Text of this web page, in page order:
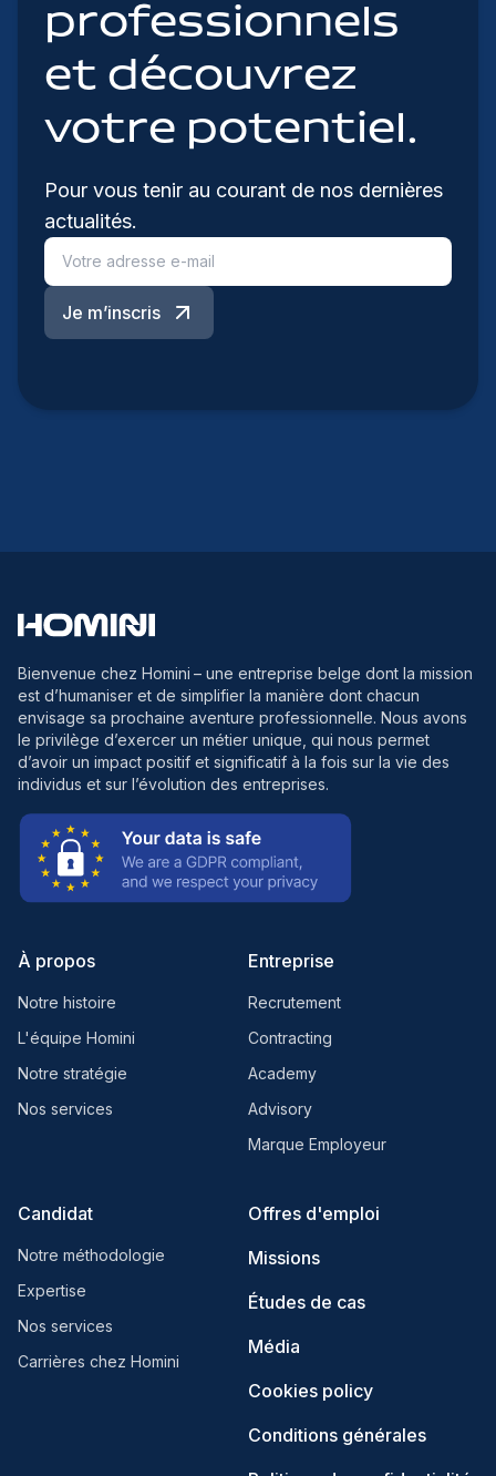
professionnels
et découvrez
votre potentiel.
Pour vous tenir au courant de nos dernières
actualités.
Je m’inscris
Bienvenue chez Homini – une entreprise belge dont la mission
est d’humaniser et de simplifier la manière dont chacun
envisage sa prochaine aventure professionnelle. Nous avons
le privilège d’exercer un métier unique, qui nous permet
d’avoir un impact positif et significatif à la fois sur la vie des
individus et sur l’évolution des entreprises.
À propos
Notre histoire
L'équipe Homini
Notre stratégie
Nos services
Entreprise
Recrutement
Contracting
Academy
Advisory
Marque Employeur
Candidat
Notre méthodologie
Expertise
Nos services
Carrières chez Homini
Offres d'emploi
Missions
Études de cas
Média
Cookies policy
Conditions générales